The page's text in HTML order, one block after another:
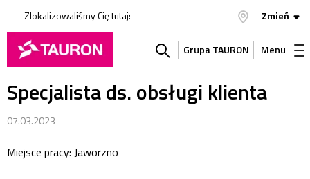
Zlokalizowaliśmy Cię tutaj: Zmień
Szukaj
Grupa TAURON Menu
Specjalista ds. obsługi klienta
07.03.2023
Miejsce pracy: Jaworzno